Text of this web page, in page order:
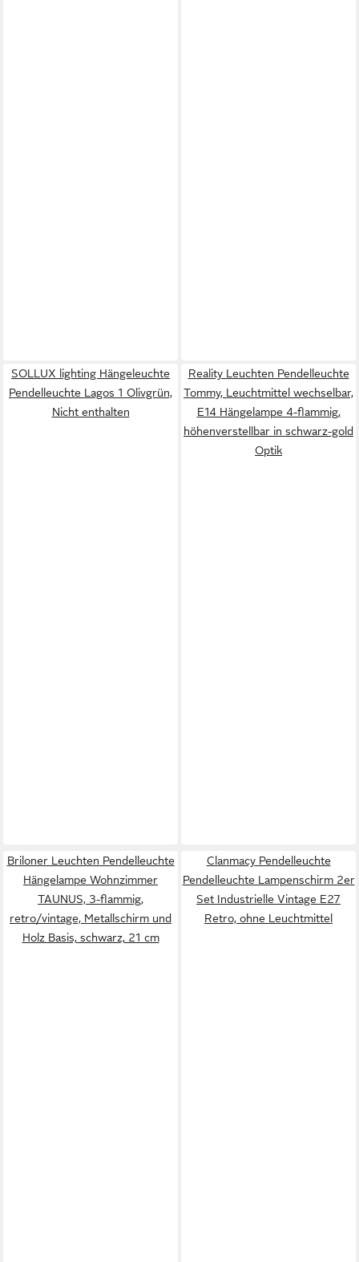
SOLLUX lighting Hängeleuchte
Pendelleuchte Lagos 1 Olivgrün,
Nicht enthalten
Reality Leuchten Pendelleuchte
Tommy, Leuchtmittel wechselbar,
E14 Hängelampe 4-flammig,
höhenverstellbar in schwarz-gold
Optik
Briloner Leuchten Pendelleuchte
Hängelampe Wohnzimmer
TAUNUS, 3-flammig,
retro/vintage, Metallschirm und
Holz Basis, schwarz, 21 cm
Clanmacy Pendelleuchte
Pendelleuchte Lampenschirm 2er
Set Industrielle Vintage E27
Retro, ohne Leuchtmittel